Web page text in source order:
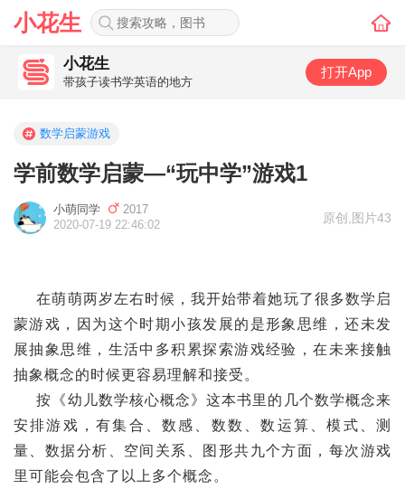
小花生
小花生
带孩子读书学英语的地方
打开App
数学启蒙游戏
学前数学启蒙—“玩中学”游戏1
小萌同学
2017
2020-07-19 22:46:02
原创 图片43
在萌萌两岁左右时候，我开始带着她玩了很多数学启
蒙游戏，因为这个时期小孩发展的是形象思维，还未发
展抽象思维，生活中多积累探索游戏经验，在未来接触
抽象概念的时候更容易理解和接受。
按《幼儿数学核心概念》这本书里的几个数学概念来
安排游戏，有集合、数感、数数、数运算、模式、测
量、数据分析、空间关系、图形共九个方面，每次游戏
里可能会包含了以上​多个概念。